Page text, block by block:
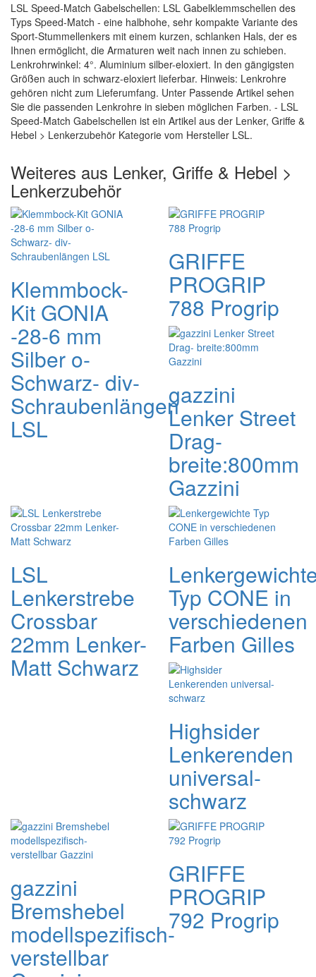
LSL Speed-Match Gabelschellen: LSL Gabelklemmschellen des
Typs Speed-Match - eine halbhohe, sehr kompakte Variante des
Sport-Stummellenkers mit einem kurzen, schlanken Hals, der es
Ihnen ermöglicht, die Armaturen weit nach innen zu schieben.
Lenkrohrwinkel: 4°. Aluminium silber-eloxiert. In den gängigsten
Größen auch in schwarz-eloxiert lieferbar. Hinweis: Lenkrohre
gehören nicht zum Lieferumfang. Unter Passende Artikel sehen
Sie die passenden Lenkrohre in sieben möglichen Farben. - LSL
Speed-Match Gabelschellen ist ein Artikel aus der Lenker, Griffe &
Hebel > Lenkerzubehör Kategorie vom Hersteller LSL.
Weiteres aus Lenker, Griffe & Hebel >
Lenkerzubehör
Klemmbock-
Kit GONIA
-28-6 mm
Silber o-
Schwarz- div-
Schraubenlängen
LSL
GRIFFE
PROGRIP
788 Progrip
gazzini
Lenker Street
Drag-
breite:800mm
Gazzini
LSL
Lenkerstrebe
Crossbar
22mm Lenker-
Matt Schwarz
Typ CONE in
verschiedenen
Farben Gilles
Highsider
Lenkerenden
universal-
schwarz
gazzini
Bremshebel
modellspezifisch-
verstellbar
GRIFFE
PROGRIP
792 Progrip